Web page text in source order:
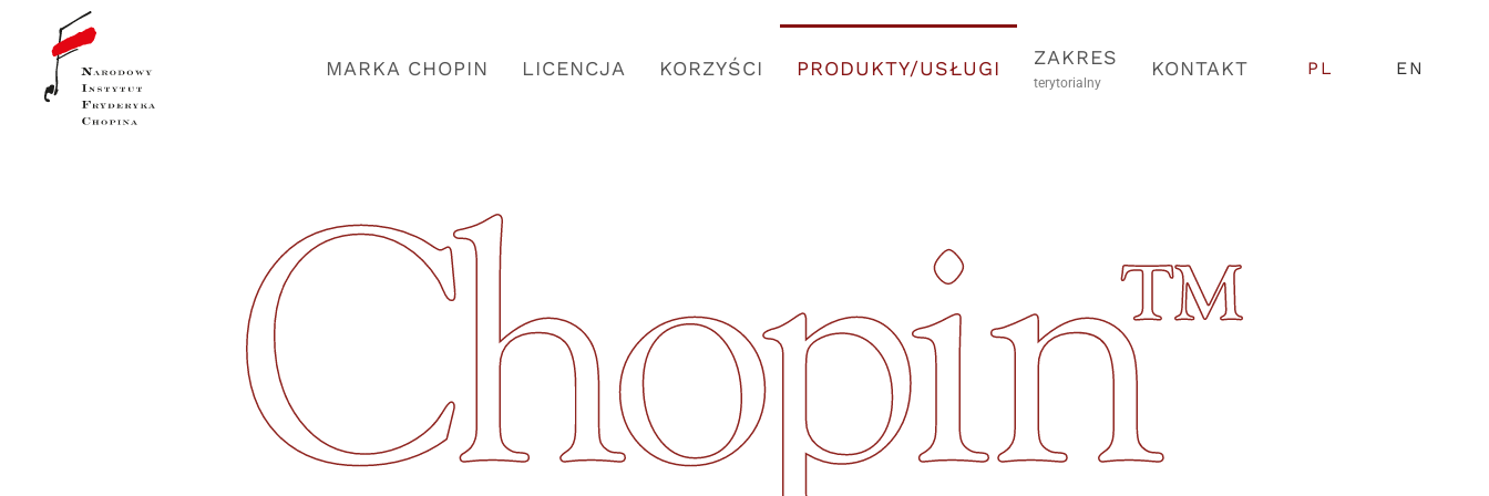
MARKA CHOPIN LICENCJA KORZYŚCI PRODUKTY/USŁUGI ZAKRES
terytorialny
KONTAKT PL EN